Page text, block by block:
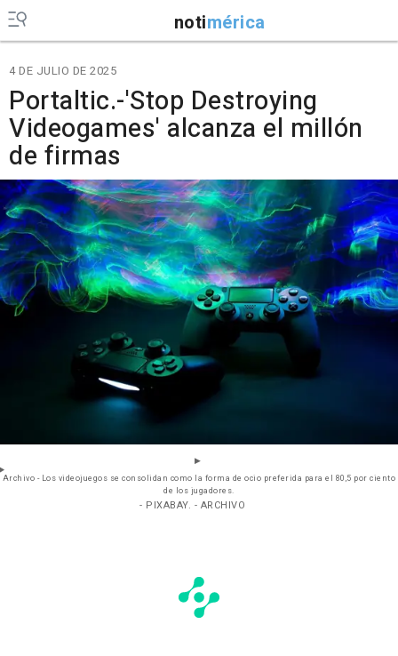
notimérica
4 DE JULIO DE 2025
Portaltic.-'Stop Destroying
Videogames' alcanza el millón
de firmas
Archivo - Los videojuegos se consolidan como la forma de ocio preferida para el 80,5 por ciento
de los jugadores.
- PIXABAY. - ARCHIVO